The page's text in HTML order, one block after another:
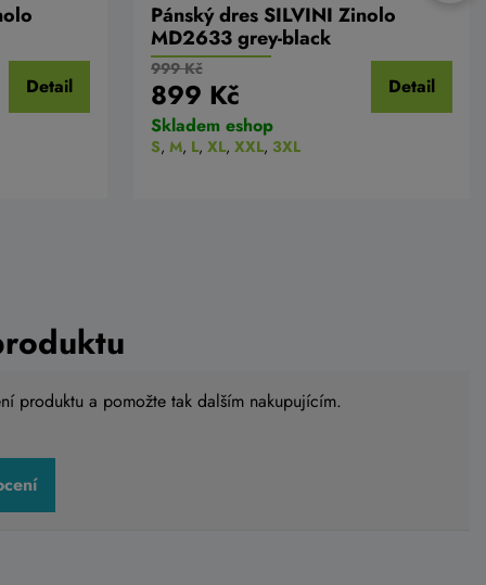
Detail
Pánský dres SILVINI Zinolo
MD2633 grey-black
999 Kč
899 Kč
Skladem eshop
S, M, L, XL, XXL, 3XL
Detail
produktu a pomožte tak dalším nakupujícím.